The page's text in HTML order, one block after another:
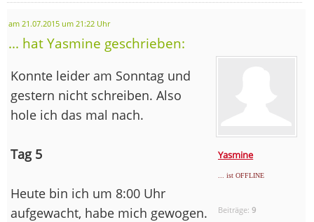
am 21.07.2015 um 21:22 Uhr
... hat Yasmine geschrieben:
Yasmine
... ist OFFLINE
Beiträge:9
Konnte leider am Sonntag und
gestern nicht schreiben. Also
hole ich das mal nach.
Tag 5
Heute bin ich um 8:00 Uhr
aufgewacht, habe mich gewogen.